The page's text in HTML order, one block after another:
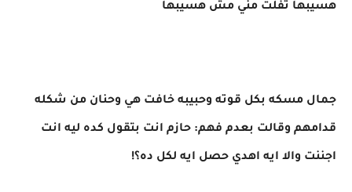
هسيبها تفلت مني مش هسيبها
جمال مسكه بكل قوته وحبيبه خافت هي وحنان من شكله
قدامهم وقالت بعدم فهم: حازم انت بتقول كده ليه انت
اجننت والا ايه اهدي حصل ايه لكل ده؟!